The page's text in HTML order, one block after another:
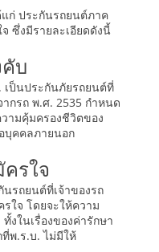
ก่ ประกันรถยนต์ภาค
ซึ่งมีรายละเอียดดังนี้
บ
ป็นประกันภัยรถยนต์ที่
กรถ พ.ศ. 2535 กำหนด
ามคุ้มครองชีวิตของ
บุคคลภายนอก
รใจ
รถยนต์ที่เจ้าของรถ
ใจ โดยจะให้ความ
งในเรื่องของค่ารักษา
พ.ร.บ. ไม่มีให้